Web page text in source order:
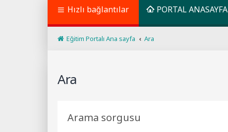
Hızlı bağlantılar PORTAL ANASAYFA
Eğitim Portalı Ana sayfa Ara
Ara
Arama sorgusu